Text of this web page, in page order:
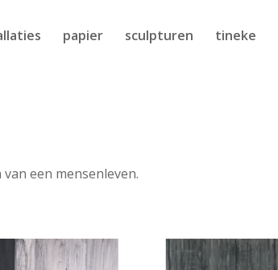
papier sculpturen tineke
een mensenleven.